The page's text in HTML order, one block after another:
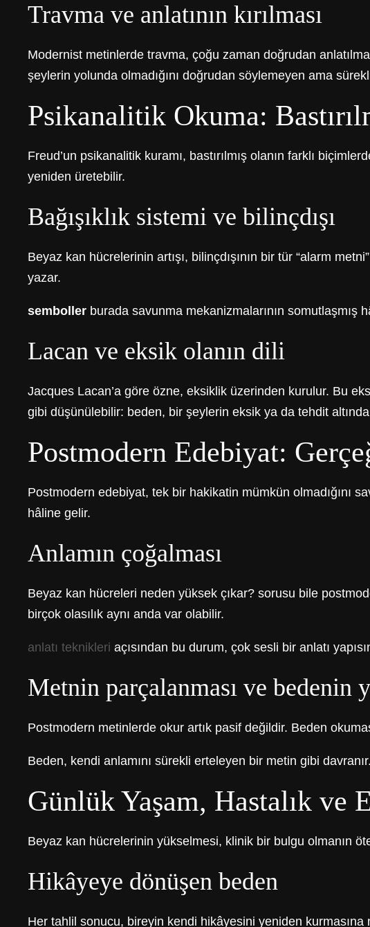
Travma ve anlatının kırılması
Modernist metinlerde travma, çoğu zaman doğrudan
şeylerin yolunda olmadığını doğrudan söylemeyen ama
Psikanalitik Okuma:
Freud’un psikanalitik kuramı, bastırılmış olanın farklı
yeniden üretebilir.
Bağışıklık sistemi ve bilinçdışı
Beyaz kan hücrelerinin artışı, bilinçdışının bir tür “alarm
yazar.
semboller burada savunma mekanizmalarının somutlaşmış
Lacan ve eksik olanın dili
Jacques Lacan’a göre özne, eksiklik üzerinden kurulur. Bu
gibi düşünülebilir: beden, bir şeylerin eksik ya da tehdit
Postmodern Edebiyat:
Postmodern edebiyat, tek bir hakikatin mümkün olmadığını
hâline gelir.
Anlamın çoğalması
Beyaz kan hücreleri neden yüksek çıkar? sorusu bile
birçok olasılık aynı anda var olabilir.
anlatı teknikleri açısından bu durum, çok sesli bir anlatı
Metnin parçalanması ve bedenin
Postmodern metinlerde okur artık pasif değildir. Beden
Beden, kendi anlamını sürekli erteleyen bir metin gibi davranır.
Günlük Yaşam, Hastalık ve
Beyaz kan hücrelerinin yükselmesi, klinik bir bulgu olmanın
Hikâyeye dönüşen beden
Her tahlil sonucu, bireyin kendi hikâyesini yeniden